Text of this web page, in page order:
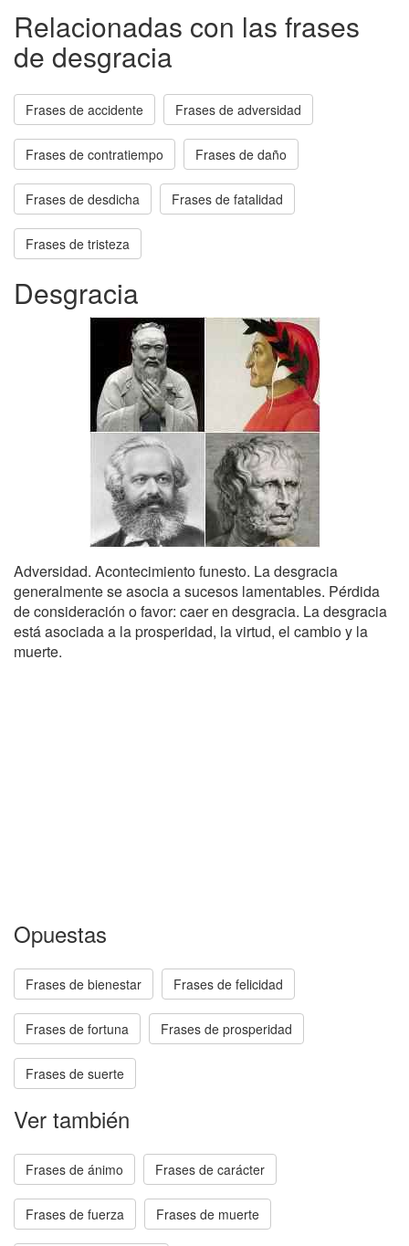
Relacionadas con las frases
de desgracia
Frases de accidente Frases de adversidad
Frases de contratiempo Frases de daño
Frases de desdicha Frases de fatalidad
Frases de tristeza
Desgracia
Adversidad. Acontecimiento funesto. La desgracia
generalmente se asocia a sucesos lamentables. Pérdida
de consideración o favor: caer en desgracia. La desgracia
está asociada a la prosperidad, la virtud, el cambio y la
muerte.
Opuestas
Frases de bienestar Frases de felicidad
Frases de fortuna Frases de prosperidad
Frases de suerte
Ver también
Frases de ánimo Frases de carácter
Frases de fuerza Frases de muerte